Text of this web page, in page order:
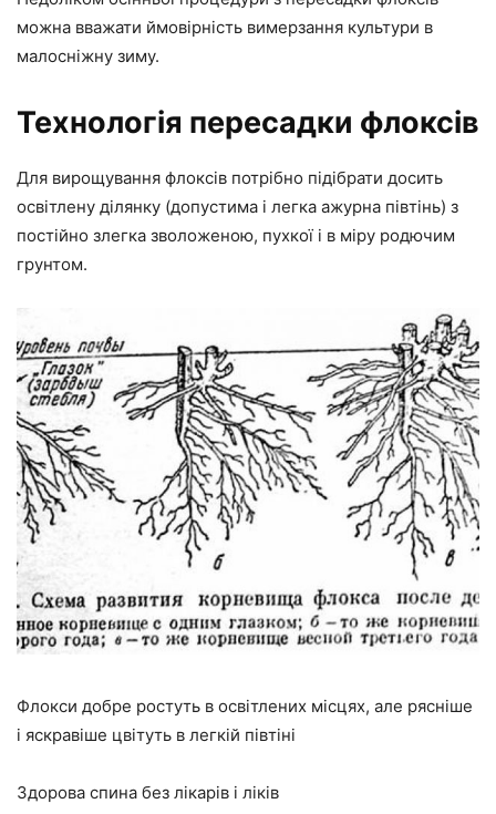
можна вважати ймовірність вимерзання культури в
малосніжну зиму.
Технологія пересадки флоксів
Для вирощування флоксів потрібно підібрати досить
освітлену ділянку (допустима і легка ажурна півтінь) з
постійно злегка зволоженою, пухкої і в міру родючим
грунтом.
Флокси добре ростуть в освітлених місцях, але рясніше
і яскравіше цвітуть в легкій півтіні
Здорова спина без лікарів і ліків